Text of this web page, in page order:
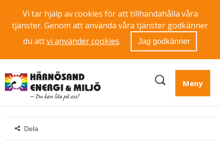
Vi tar hjälp av cookies för att tillhandahålla våra
tjänster. Genom att använda våra tjänster godkänner
du attvi använder cookies. Jag godkänner
Meny
Dela